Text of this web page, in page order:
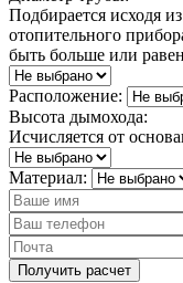
Подбирается исходя
отопительного
быть больше или
Расположение:
Высота дымохода:
Исчисляется от
Материал: